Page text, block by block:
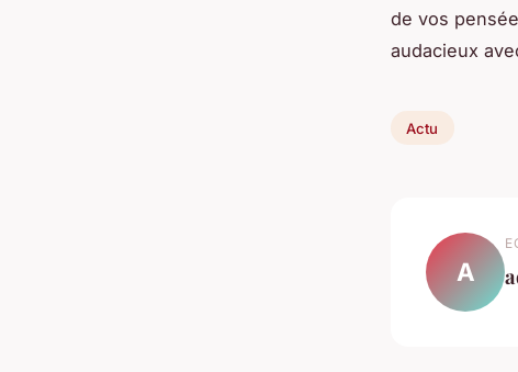
de vos
audacieux
Actu
A